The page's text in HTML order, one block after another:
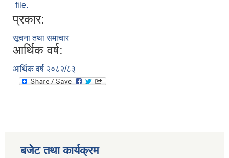
file.
प्रकार:
सूचना तथा समाचार
आर्थिक वर्ष:
आर्थिक वर्ष २०८२/८३
बजेट तथा कार्यक्रम